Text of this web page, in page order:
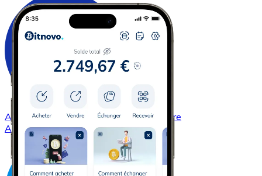
AcheterCardanoavec virement bancaire
ADA